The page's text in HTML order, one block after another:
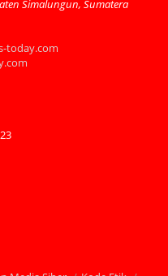
Simalungun, Sumatera
today.com